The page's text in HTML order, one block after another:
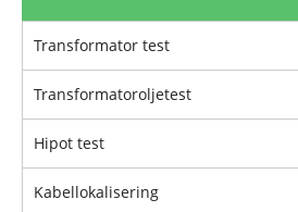
Transformator test
Transformatoroljetest
Hipot test
Kabellokalisering